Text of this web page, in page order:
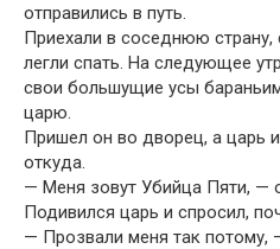
отправились в путь.
Приехали в соседнюю
легли спать. На следующее
свои большущие усы
царю.
Пришел он во дворец, а царь
откуда.
— Меня зовут Убийца Пяти, —
Подивился царь и спросил,
— Прозвали меня так потому,